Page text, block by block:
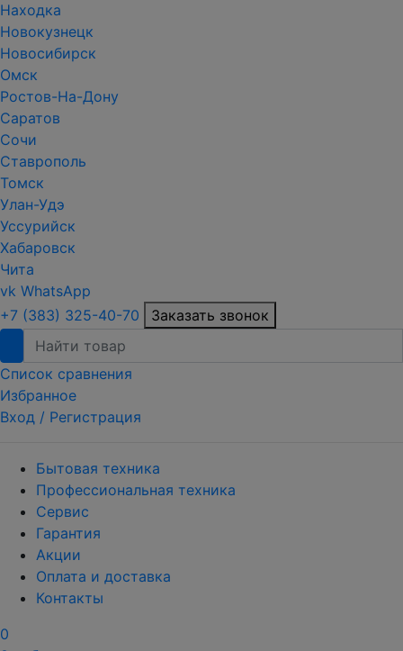
Находка
Новокузнецк
Новосибирск
Омск
Ростов-На-Дону
Саратов
Сочи
Ставрополь
Томск
Улан-Удэ
Уссурийск
Хабаровск
Чита
vk WhatsApp
+7 (383) 325-40-70
Заказать звонок
Список сравнения
Избранное
Вход / Регистрация
Бытовая техника
Профессиональная техника
Сервис
Гарантия
Акции
Оплата и доставка
Контакты
0